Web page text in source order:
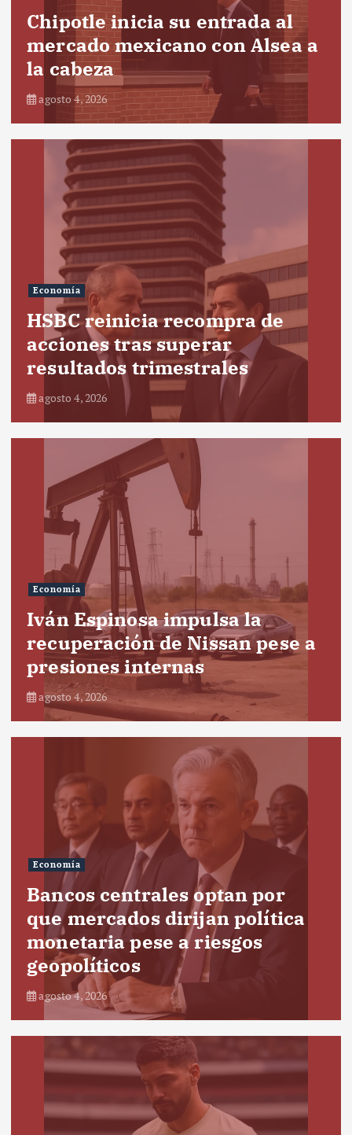
Chipotle inicia su entrada al
mercado mexicano con Alsea a
la cabeza
agosto 4, 2026
Economía
HSBC reinicia recompra de
acciones tras superar
resultados trimestrales
agosto 4, 2026
Economía
Iván Espinosa impulsa la
recuperación de Nissan pese a
presiones internas
agosto 4, 2026
Economía
Bancos centrales optan por
que mercados dirijan política
monetaria pese a riesgos
geopolíticos
agosto 4, 2026